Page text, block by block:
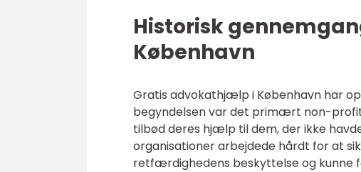
Historisk
København
Gratis advokathjælp i København har
begyndelsen var det primært non-
tilbød deres hjælp til dem, der ikke
organisationer arbejdede hårdt for at
retfærdighedens beskyttelse og kunne